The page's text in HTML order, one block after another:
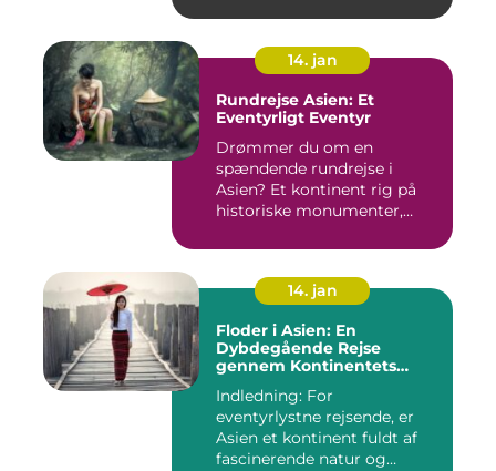
14. jan
Rundrejse Asien: Et
Eventyrligt Eventyr
Drømmer du om en
spændende rundrejse i
Asien? Et kontinent rig på
historiske monumenter,
14. jan
Floder i Asien: En
Dybdegående Rejse
gennem Kontinentets
Indledning: For
eventyrlystne rejsende, er
Asien et kontinent fuldt af
fascinerende natur og